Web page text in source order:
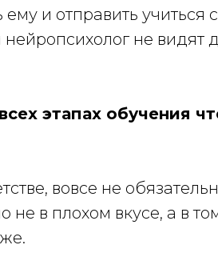
и отправить учиться
не видят
этапах обучения
вовсе не
в плохом вкусе, а в